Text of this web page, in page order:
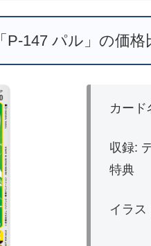
「P-147 パル」の価格
カー
収録:
特典
イラス